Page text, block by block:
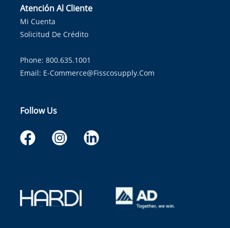
Atención Al Cliente
Mi Cuenta
Solicitud De Crédito
Phone: 800.635.1001
Email: E-Commerce@fisscosupply.com
Follow Us